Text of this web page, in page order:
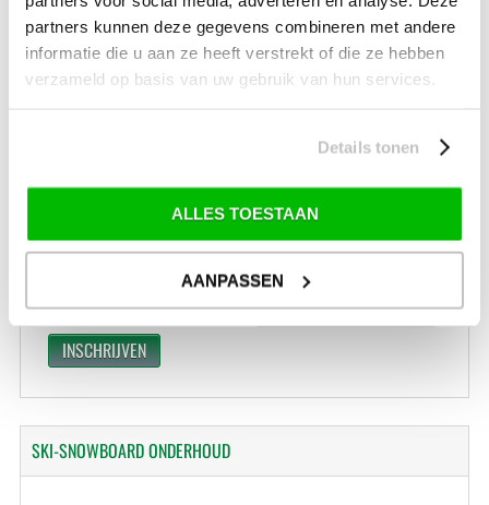
partners kunnen deze gegevens combineren met andere
informatie die u aan ze heeft verstrekt of die ze hebben
verzameld op basis van uw gebruik van hun services.
Details tonen
ALLES TOESTAAN
AANPASSEN
Levertijd: 2-4 werkdagen
*) Voor grotere pakketverzendingen en bijzondere (buitenland) bestemmingen kunnen
Nieuw Buinen (Stadskanaal)
info@tevelde.nl
Schrijf je in voor onze nieuwsbrief!
SKI-SNOWBOARDONDERHOUD